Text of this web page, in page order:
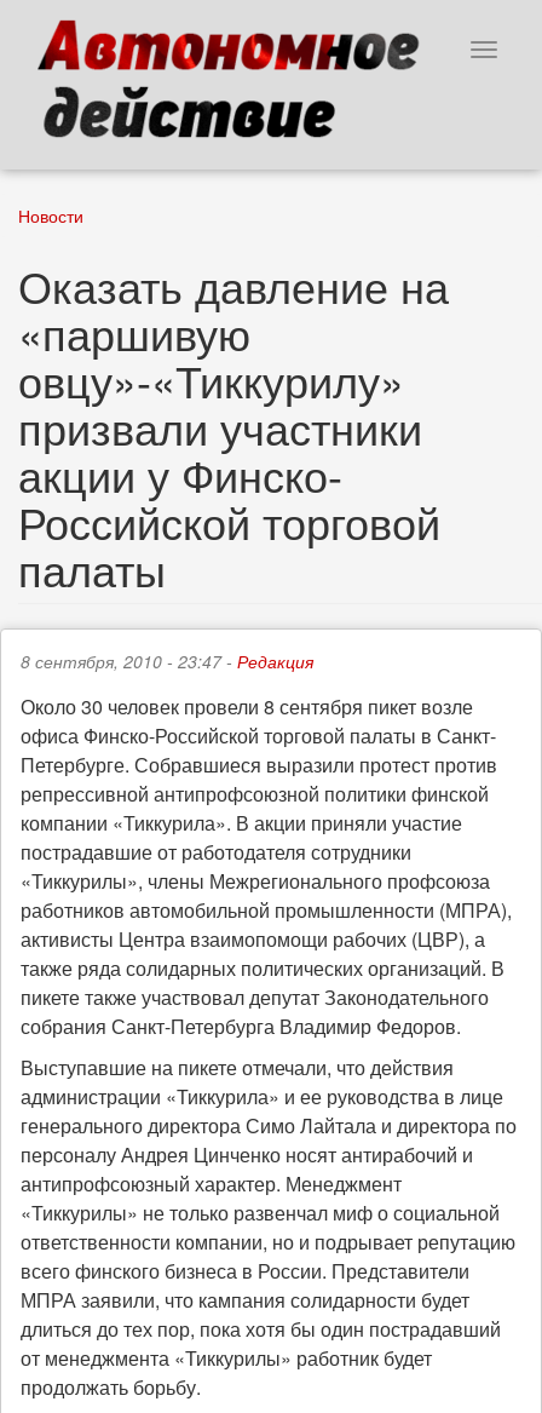
основному
содержанию
Toggle
Новости
Оказать давление на
«паршивую
овцу»-«Тиккурилу»
призвали участники
акции у Финско-
Российской торговой
палаты
8 сентября, 2010 - 23:47 - Редакция
Около 30 человек провели 8 сентября пикет возле
офиса Финско-Российской торговой палаты в Санкт-
Петербурге. Собравшиеся выразили протест против
репрессивной антипрофсоюзной политики финской
компании «Тиккурила». В акции приняли участие
пострадавшие от работодателя сотрудники
«Тиккурилы», члены Межрегионального профсоюза
работников автомобильной промышленности (МПРА),
активисты Центра взаимопомощи рабочих (ЦВР), а
также ряда солидарных политических организаций. В
пикете также участвовал депутат Законодательного
собрания Санкт-Петербурга Владимир Федоров.
Выступавшие на пикете отмечали, что действия
администрации «Тиккурила» и ее руководства в лице
генерального директора Симо Лайтала и директора по
персоналу Андрея Цинченко носят антирабочий и
антипрофсоюзный характер. Менеджмент
«Тиккурилы» не только развенчал миф о социальной
ответственности компании, но и подрывает репутацию
всего финского бизнеса в России. Представители
МПРА заявили, что кампания солидарности будет
длиться до тех пор, пока хотя бы один пострадавший
от менеджмента «Тиккурилы» работник будет
продолжать борьбу.